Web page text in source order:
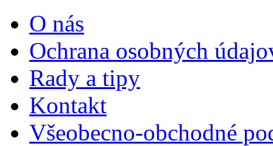
O nás
Ochrana osobných
Rady a tipy
Kontakt
Všeobecno-obchodné